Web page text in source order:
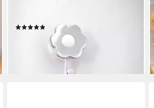
(4)
lieferbar - in 3-4 Werktagen bei dir